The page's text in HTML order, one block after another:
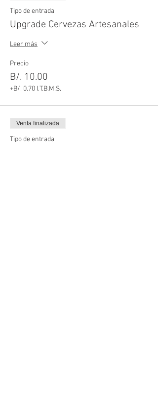
Tipo de entrada
Upgrade Cervezas Artesanales
Leer más
Precio
B/. 10.00
+B/. 0.70 I.T.B.M.S.
Venta finalizada
Tipo de entrada